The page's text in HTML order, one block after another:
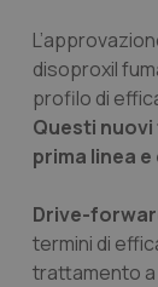
disoproxil
profilo di
Questi
prima linea
Drive-
termini di
trattamento